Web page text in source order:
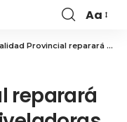
Aa
Provincial reparará maquinas motoniveladoras de comunas del Dpto. San Cristóbal
reparará